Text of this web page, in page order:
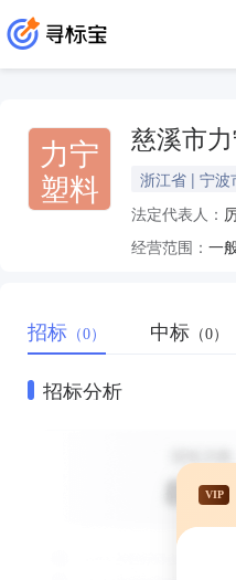
力宁
塑料
慈溪市
浙江省 | 宁波
法定代表人：
经营范围：
招标 （0） 中标 （0）
招标分析
VIP